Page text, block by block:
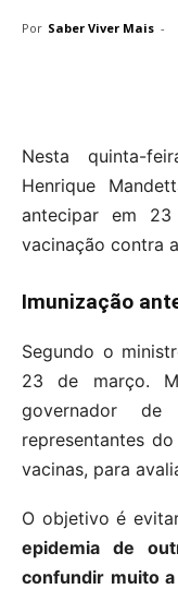
Por Saber Viver Mais -
Nesta quinta-
Henrique
antecipar em
vacinação contra
Imunização
Segundo o
23 de março.
governador
representantes
vacinas, para
O objetivo é
epidemia de
confundir muito a